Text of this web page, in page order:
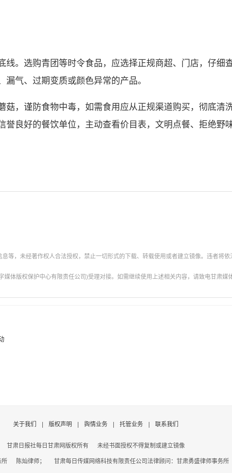
。选购青团等时令食品，应选择正规商超、门店，仔细
气、过期变质或颜色异常的产品。
，谨防食物中毒，如需食用应从正规渠道购买，彻底清
良好的餐饮单位，主动查看价目表，文明点餐、拒绝野
等，未经著作权人合法授权，禁止一切形式的下载、转载使用或者建立镜像。违者将依
体版权保护中心有限责任公司)受理对接。如需继续使用上述相关内容，请致电甘肃媒
关于我们 版权声明 舆情业务 托管业务 联系我们
甘肃日报社每日甘肃网版权所有 未经书面授权不得复制或建立镜像
务所 陈灿律师； 甘肃每日传媒网络科技有限责任公司法律顾问：甘肃勇盛律师事